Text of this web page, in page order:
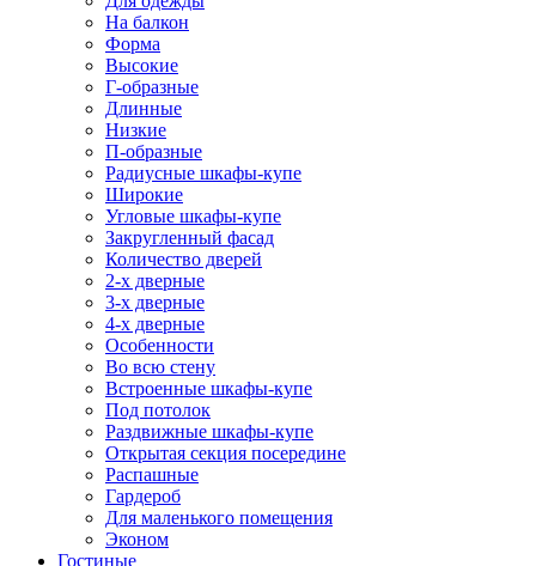
На балкон
Форма
Высокие
Г-образные
Длинные
Низкие
П-образные
Радиусные шкафы-купе
Широкие
Угловые шкафы-купе
Закругленный фасад
Количество дверей
2-х дверные
3-х дверные
4-х дверные
Особенности
Во всю стену
Встроенные шкафы-купе
Под потолок
Раздвижные шкафы-купе
Открытая секция посередине
Распашные
Гардероб
Для маленького помещения
Эконом
Гостиные